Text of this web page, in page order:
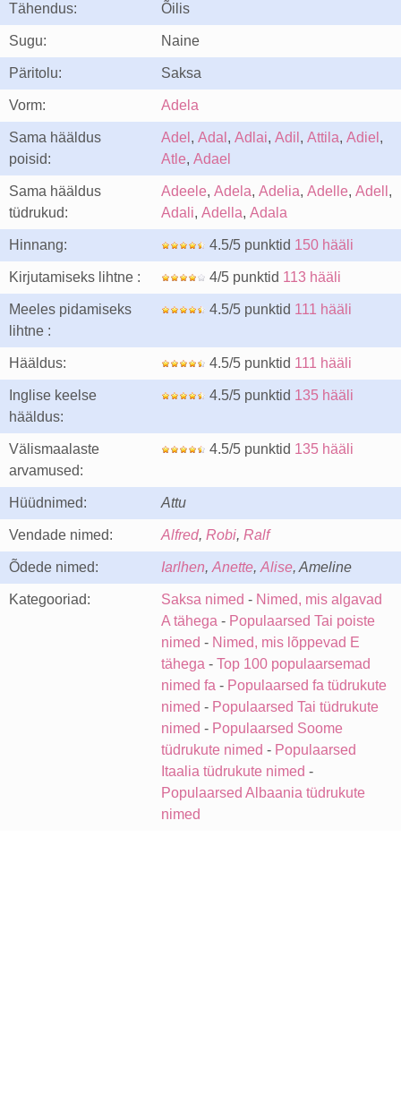
Tähendus: Õilis
Sugu: Naine
Päritolu: Saksa
Vorm: Adela
Sama hääldus
poisid:
Adel , Adal , Adlai, Adil , Attila, Adiel ,
Atle, Adael
Sama hääldus
tüdrukud:
Adeele, Adela, Adelia, Adelle, Adell ,
Adali, Adella, Adala
Hinnang: 4.5/5 punktid 150 hääli
Kirjutamiseks lihtne : 4/5 punktid 113 hääli
Meeles pidamiseks
lihtne :
4.5/5 punktid 111 hääli
Hääldus: 4.5/5 punktid 111 hääli
Inglise keelse
hääldus:
4.5/5 punktid 135 hääli
Välismaalaste
arvamused:
4.5/5 punktid 135 hääli
Hüüdnimed: Attu
Vendade nimed: Alfred, Robi, Ralf
Õdede nimed: Iarlhen, Anette, Alise, Ameline
Kategooriad: Saksa nimed - Nimed, mis algavad
A tähega - Populaarsed Tai poiste
nimed - Nimed, mis lõppevad E
tähega - Top 100 populaarsemad
nimed fa - Populaarsed fa tüdrukute
nimed - Populaarsed Tai tüdrukute
nimed - Populaarsed Soome
tüdrukute nimed - Populaarsed
Itaalia tüdrukute nimed -
Populaarsed Albaania tüdrukute
nimed